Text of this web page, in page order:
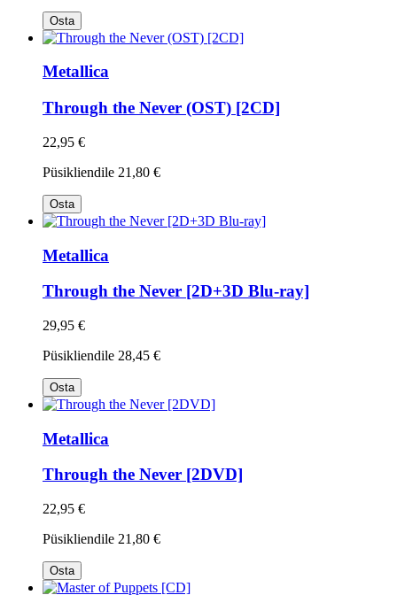
Osta
Metallica
Through the Never (OST) [2CD]
22,95 €
Püsikliendile 21,80 €
Osta
Metallica
Through the Never [2D+3D Blu-ray]
29,95 €
Püsikliendile 28,45 €
Osta
Metallica
Through the Never [2DVD]
22,95 €
Püsikliendile 21,80 €
Osta